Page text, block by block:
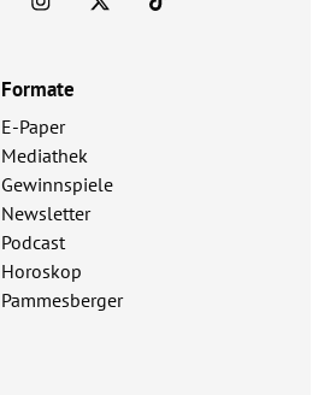
Formate
E-Paper
Mediathek
Gewinnspiele
Newsletter
Podcast
Horoskop
Pammesberger